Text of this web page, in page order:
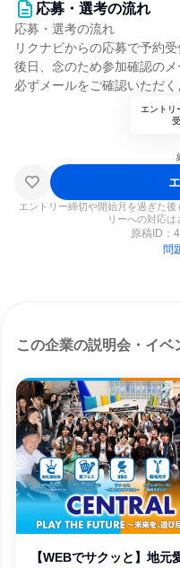
応募・選考の流れ
応募・選考の流れ
リクナビからの応募で予約受
後日、念のため参加確認のメ
必ずメールをご確認いただく
エントリ
エントリー締切や開始月を過ぎた
リーへの対応は
原稿ID：
問
この企業の説明会・イベ
【WEBでサクッと】地元